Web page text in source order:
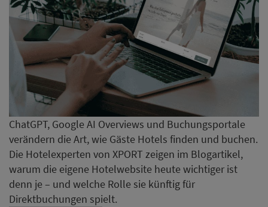
ChatGPT, Google AI Overviews und Buchungsportale
verändern die Art, wie Gäste Hotels finden und buchen.
Die Hotelexperten von XPORT zeigen im Blogartikel,
warum die eigene Hotelwebsite heute wichtiger ist
denn je – und welche Rolle sie künftig für
Direktbuchungen spielt.